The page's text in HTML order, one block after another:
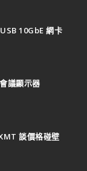
10GbE 網卡
議顯示器
談價格碰壁